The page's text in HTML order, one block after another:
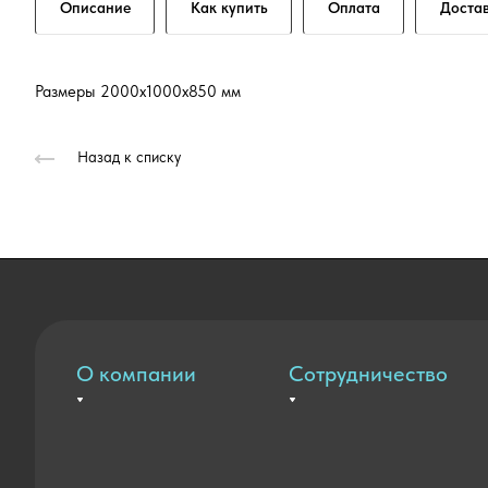
Описание Как купить Оплата
Размеры 2000х1000х850 мм
Назад к списку
О компании Сотрудничество